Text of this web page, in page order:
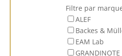
Filtre par
ALEF
Backes &
EAM Lab
GRANDINOTE